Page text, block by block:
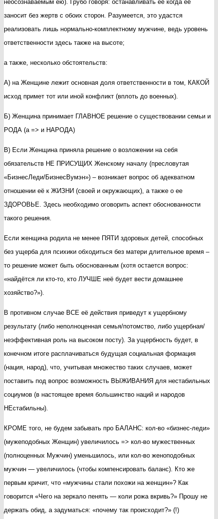
неосознаваемым ею). Грубо говоря: останавливать её когда её
заносит без жертв с обоих сторон. Разумеется, это удастся
реализовать лишь нормально-комплектному мужчине, ведь уровень
ответственности здесь также на высоте;
а также, несколько обстоятельств:
А) на Женщине лежит основная доля ответственности в том, КАКОЙ
исход примет тот или иной конфликт (вплоть до военных).
Б) Женщина принимает ГЛАВНОЕ решение о существовании семьи и
РОДА (а => и НАРОДА)
В) Если Женщина приняла решение о возложении на себя
обязательств НЕ ПРИСУЩИХ Женскому началу (пресловутая
«БизнесЛеди/БизнесВумэн») – возникает вопрос об адекватном
отношении её к ЖИЗНИ (своей и окружающих), а также о ее
ЗДОРОВЬЕ. Здесь необходимо оговорить аспект обоснованности
такого решения.
Если женщина родила не менее ПЯТИ здоровых детей, способных
без ущерба для психики обходиться без матери длительное время –
то решение может быть обоснованным (хотя остается вопрос:
«найдётся ли кто-то, кто ЛУЧШЕ неё будет вести домашнее
хозяйство?»).
В противном случае ВСЕ её действия приведут к ущербному
результату (либо неполноценная семья/потомство, либо ущербная/
неэффективная роль на высоком посту). За ущербность будет, в
конечном итоге расплачиваться будущая социальная формация
(нация, народ), что, учитывая множество таких случаев, может
поставить под вопрос возможность ВЫЖИВАНИЯ для нестабильных
социумов (в настоящее время большинство наций и народов
НЕстабильны).
КРОМЕ того, не будем забывать про БАЛАНС: кол-во «бизнес-леди»
(мужеподобных Женщин) увеличилось => кол-во мужественных
(полноценных Мужчин) уменьшилось, или кол-во женоподобных
мужчин — увеличилось (чтобы компенсировать баланс). Кто же
первым кричит, что «мужчины стали похожи на женщин»? Как
говорится «Чего на зеркало пенять — коли рожа вкривь?» Прошу не
держать обид, а задуматься: «почему так происходит?» (!)